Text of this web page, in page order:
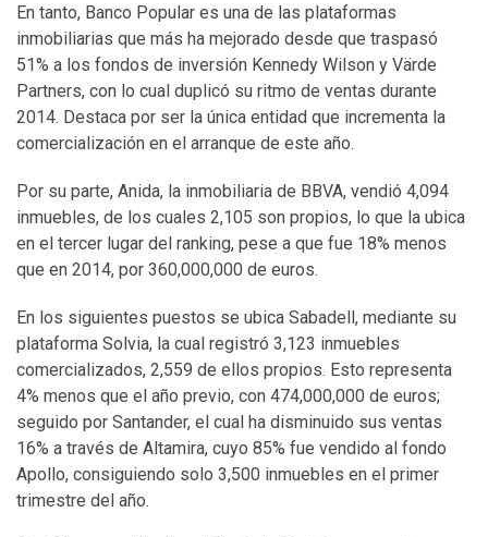
En tanto, Banco Popular es una de las plataformas
inmobiliarias que más ha mejorado desde que traspasó
51% a los fondos de inversión Kennedy Wilson y Värde
Partners, con lo cual duplicó su ritmo de ventas durante
2014. Destaca por ser la única entidad que incrementa la
comercialización en el arranque de este año.
Por su parte, Anida, la inmobiliaria de BBVA, vendió 4,094
inmuebles, de los cuales 2,105 son propios, lo que la ubica
en el tercer lugar del ranking, pese a que fue 18% menos
que en 2014, por 360,000,000 de euros.
En los siguientes puestos se ubica Sabadell, mediante su
plataforma Solvia, la cual registró 3,123 inmuebles
comercializados, 2,559 de ellos propios. Esto representa
4% menos que el año previo, con 474,000,000 de euros;
seguido por Santander, el cual ha disminuido sus ventas
16% a través de Altamira, cuyo 85% fue vendido al fondo
Apollo, consiguiendo solo 3,500 inmuebles en el primer
trimestre del año.